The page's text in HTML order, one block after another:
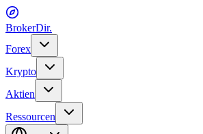
BrokerDir.
Forex
Krypto
Aktien
Ressourcen